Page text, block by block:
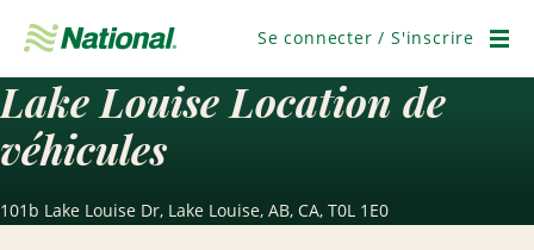
navigation
Se connecter / S'inscrire
Lake Louise Location de
véhicules
101b Lake Louise Dr, Lake Louise, AB, CA, T0L 1E0